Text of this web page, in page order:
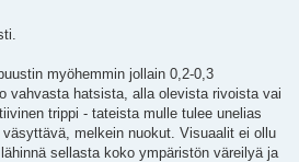
myöhemmin jollain 0,2-0,3
vahvasta hatsista, alla olevista rivoista vai
trippi - tateista mulle tulee unelias
melkein nuokut. Visuaalit ei ollu
sellasta koko ympäristön väreilyä ja